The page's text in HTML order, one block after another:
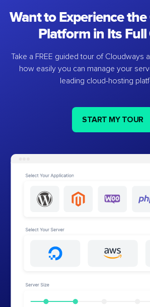
Want to Experience
Platform in Its Full
Take a FREE guided tour of Cloudways
how easily you can manage your
leading cloud-hosting
START MY TOUR